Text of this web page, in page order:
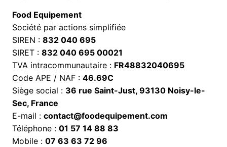
Food Equipement
Société par actions simplifiée
SIREN : 832 040 695
SIRET : 832 040 695 00021
TVA intracommunautaire : FR48832040695
Code APE / NAF : 46.69C
Siège social : 36 rue Saint-Just, 93130 Noisy-le-
Sec, France
E-mail : contact@foodequipement.com
Téléphone : 01 57 14 88 83
Mobile : 07 63 63 72 96